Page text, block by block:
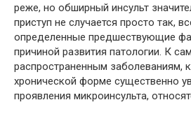
реже, но обширный инсульт
приступ не случается просто так,
определенные предшествующие
причиной развития патологии. К
распространенным заболеваниям,
хронической форме существенно
проявления микроинсульта,